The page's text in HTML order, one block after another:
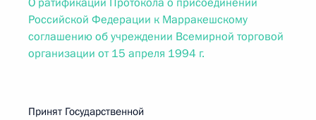
Российской Федерации к Марракешскому
соглашению об учреждении Всемирной торговой
организации от 15 апреля 1994 г.
Принят Государственной